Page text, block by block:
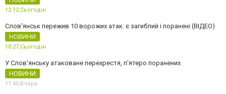
12:12,Сьогодні
Слов'янськ пережив 10 ворожих атак: є загиблий і поранені (ВІДЕО)
НОВИНИ
10:27,Сьогодні
У Слов’янську атаковане перехрестя, п'ятеро поранених
НОВИНИ
17:40,Вчора